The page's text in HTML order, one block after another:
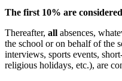
The first 10% are
Thereafter, all absences,
the school or on behalf of the
interviews, sports events,
religious holidays, etc.), are